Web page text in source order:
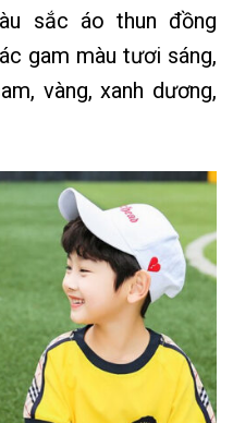
sắc áo thun đồng
gam màu tươi sáng,
vàng, xanh dương,